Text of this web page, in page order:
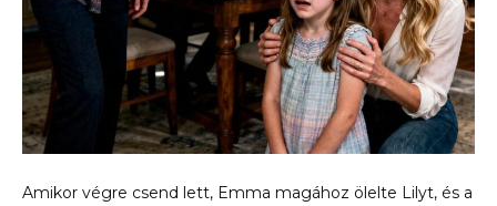
Amikor végre csend lett, Emma magához ölelte Lilyt, és a